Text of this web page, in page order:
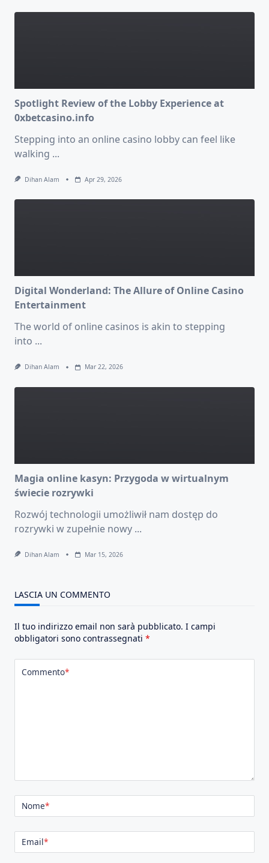
Spotlight Review of the Lobby Experience at
0xbetcasino.info
Stepping into an online casino lobby can feel like
walking ...
Dihan Alam Apr 29, 2026
Digital Wonderland: The Allure of Online Casino
Entertainment
The world of online casinos is akin to stepping
into ...
Dihan Alam Mar 22, 2026
Magia online kasyn: Przygoda w wirtualnym
świecie rozrywki
Rozwój technologii umożliwił nam dostęp do
rozrywki w zupełnie nowy ...
Dihan Alam Mar 15, 2026
LASCIA UN COMMENTO
Il tuo indirizzo email non sarà pubblicato. I campi
obbligatori sono contrassegnati *
Commento*
Nome*
Email*